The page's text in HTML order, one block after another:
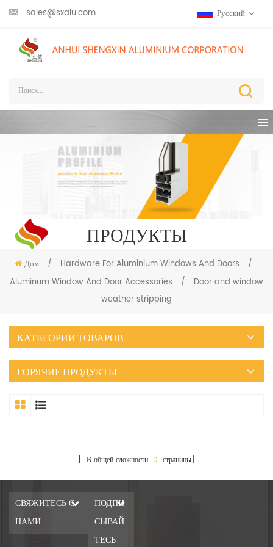
sales@sxalu.com Русский
ПРОДУКТЫ
Дом / Hardware For Aluminium Windows And Doors
/
Aluminum Window And Door Accessories
/
Door and window
weather stripping
КАТЕГОРИИ ТОВАРОВ
ГОРЯЧИЕ ПРОДУКТЫ
[ В общей сложности 0 страницы]
СВЯЖИТЕСЬ С
НАМИ
ПОДПИ
СЫВАЙ
ТЕСЬ